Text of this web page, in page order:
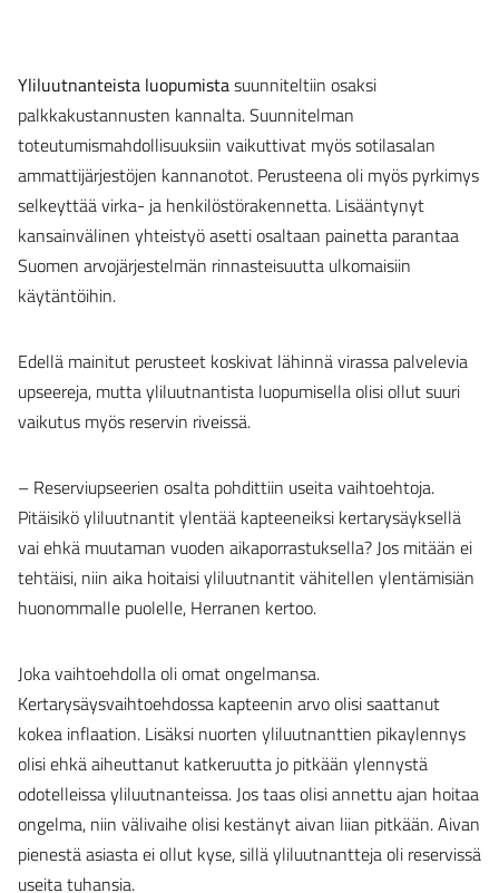
Yliluutnanteista luopumistasuunniteltiin osaksi
palkkakustannusten kannalta. Suunnitelman
toteutumismahdollisuuksiin vaikuttivat myös sotilasalan
ammattijärjestöjen kannanotot. Perusteena oli myös pyrkimys
selkeyttää virka- ja henkilöstörakennetta. Lisääntynyt
kansainvälinen yhteistyö asetti osaltaan painetta parantaa
Suomen arvojärjestelmän rinnasteisuutta ulkomaisiin
käytäntöihin.
Edellä mainitut perusteet koskivat lähinnä virassa palvelevia
upseereja, mutta yliluutnantista luopumisella olisi ollut suuri
vaikutus myös reservin riveissä.
– Reserviupseerien osalta pohdittiin useita vaihtoehtoja.
Pitäisikö yliluutnantit ylentää kapteeneiksi kertarysäyksellä
vai ehkä muutaman vuoden aikaporrastuksella? Jos mitään ei
tehtäisi, niin aika hoitaisi yliluutnantit vähitellen ylentämisiän
huonommalle puolelle, Herranen kertoo.
Joka vaihtoehdolla oli omat ongelmansa.
Kertarysäysvaihtoehdossa kapteenin arvo olisi saattanut
kokea inflaation. Lisäksi nuorten yliluutnanttien pikaylennys
olisi ehkä aiheuttanut katkeruutta jo pitkään ylennystä
odotelleissa yliluutnanteissa. Jos taas olisi annettu ajan hoitaa
ongelma, niin välivaihe olisi kestänyt aivan liian pitkään. Aivan
pienestä asiasta ei ollut kyse, sillä yliluutnantteja oli reservissä
useita tuhansia.